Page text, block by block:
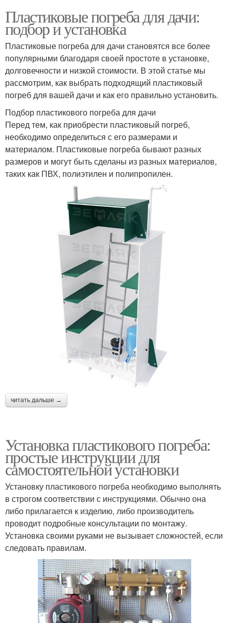
Пластиковые погреба для дачи:
подбор и установка
Пластиковые погреба для дачи становятся все более
популярными благодаря своей простоте в установке,
долговечности и низкой стоимости. В этой статье мы
рассмотрим, как выбрать подходящий пластиковый
погреб для вашей дачи и как его правильно установить.
Подбор пластикового погреба для дачи
Перед тем, как приобрести пластиковый погреб,
необходимо определиться с его размерами и
материалом. Пластиковые погреба бывают разных
размеров и могут быть сделаны из разных материалов,
таких как ПВХ, полиэтилен и полипропилен.
читать дальше →
Установка пластикового погреба:
простые инструкции для
самостоятельной установки
Установку пластикового погреба необходимо выполнять
в строгом соответствии с инструкциями. Обычно она
либо прилагается к изделию, либо производитель
проводит подробные консультации по монтажу.
Установка своими руками не вызывает сложностей, если
следовать правилам.